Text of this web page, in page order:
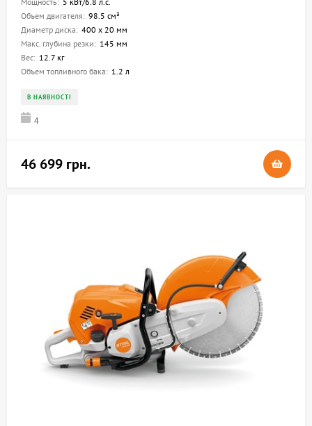
Объем двигателя: 98.5 см³
Диаметр диска: 400 х 20 мм
Макс. глубина резки: 145 мм
Вес: 12.7 кг
Объем топливного бака: 1.2 л
В НАЯВНОСТІ
4
46 699 грн.